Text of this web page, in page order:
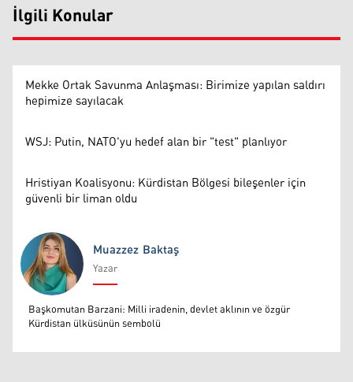
İlgili Konular
Mekke Ortak Savunma Anlaşması: Birimize yapılan saldırı
hepimize sayılacak
WSJ: Putin, NATO'yu hedef alan bir "test" planlıyor
Hristiyan Koalisyonu: Kürdistan Bölgesi bileşenler için
güvenli bir liman oldu
Muazzez Baktaş
Muazzez Baktaş
Yazar
Başkomutan Barzani: Milli iradenin, devlet aklının ve özgür
Kürdistan ülküsünün sembolü